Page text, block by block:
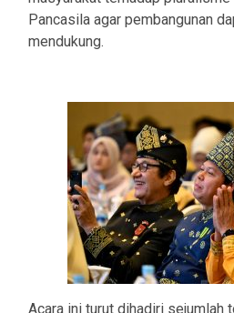
Pancasila agar pembangunan
mendukung.
Acara ini turut dihadiri sejumlah